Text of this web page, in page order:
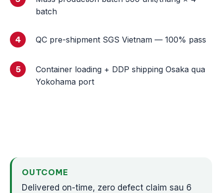
batch
4 QC pre-shipment SGS Vietnam — 100% pass
5
Container loading + DDP shipping Osaka qua
Yokohama port
OUTCOME
Delivered on-time, zero defect claim sau 6